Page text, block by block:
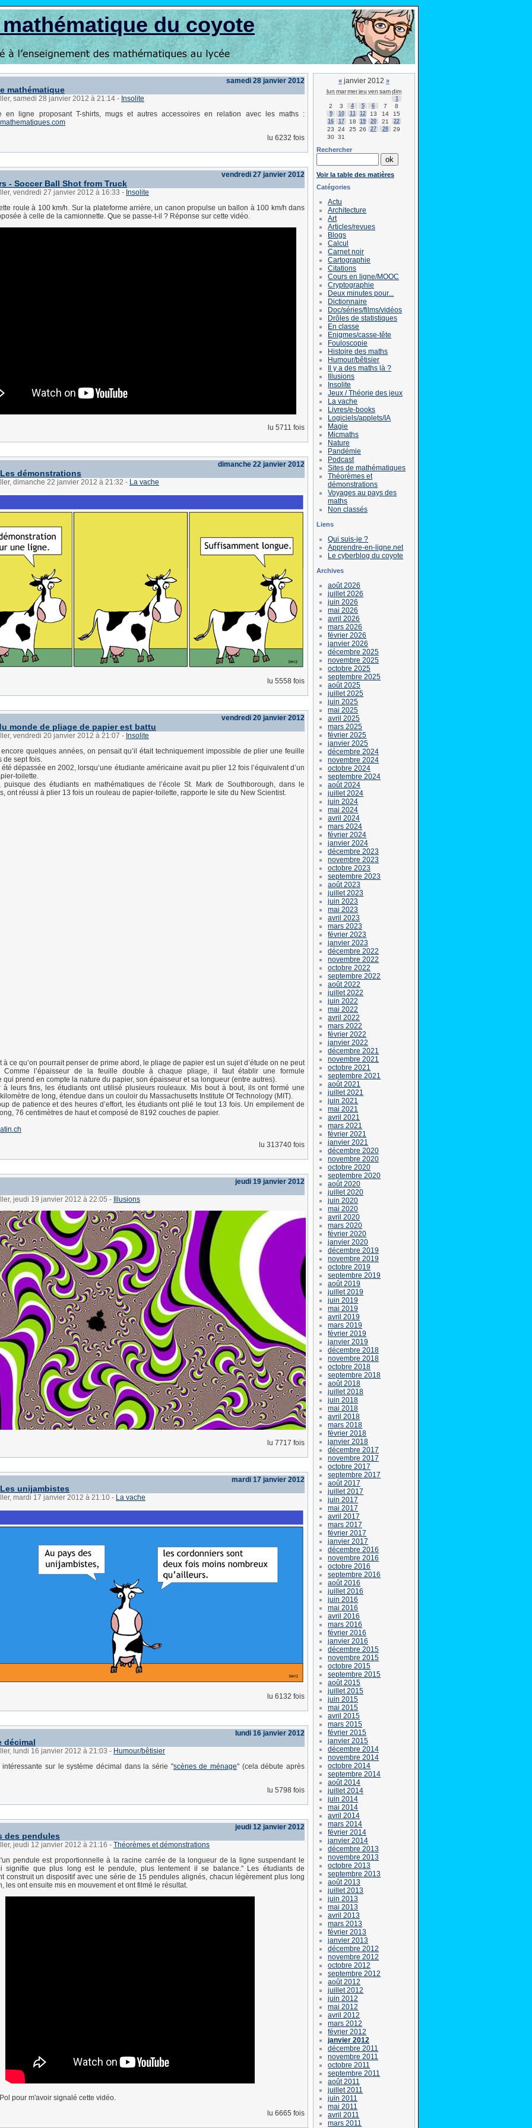
du coyote
samedi 28 janvier 2012
mathématique
samedi 28 janvier 2012 à 21:14 - Insolite
en ligne proposant T-shirts, mugs et autres accessoires en relation avec les maths :
lu 6232 fois
vendredi 27 janvier 2012
- Soccer Ball Shot from Truck
vendredi 27 janvier 2012 à 16:33 - Insolite
roule à 100 km/h. Sur la plateforme arrière, un canon propulse un ballon à 100 km/h dans
à celle de la camionnette. Que se passe-t-il ? Réponse sur cette vidéo.
lu 5711 fois
dimanche 22 janvier 2012
démonstrations
dimanche 22 janvier 2012 à 21:32 - La vache
lu 5558 fois
vendredi 20 janvier 2012
monde de pliage de papier est battu
vendredi 20 janvier 2012 à 21:07 - Insolite
encore quelques années, on pensait qu’il était techniquement impossible de plier une feuille
de sept fois.
été dépassée en 2002, lorsqu’une étudiante américaine avait pu plier 12 fois l’équivalent d’un
toilette.
puisque des étudiants en mathématiques de l’école St. Mark de Southborough, dans le
ont réussi à plier 13 fois un rouleau de papier-toilette, rapporte le site du New Scientist.
à ce qu’on pourrait penser de prime abord, le pliage de papier est un sujet d’étude on ne peut
Comme l’épaisseur de la feuille double à chaque pliage, il faut établir une formule
qui prend en compte la nature du papier, son épaisseur et sa longueur (entre autres).
à leurs fins, les étudiants ont utilisé plusieurs rouleaux. Mis bout à bout, ils ont formé une
de long, étendue dans un couloir du Massachusetts Institute Of Technology (MIT).
de patience et des heures d’effort, les étudiants ont plié le tout 13 fois. Un empilement de
76 centimètres de haut et composé de 8192 couches de papier.
lu 313740 fois
jeudi 19 janvier 2012
jeudi 19 janvier 2012 à 22:05 - Illusions
lu 7717 fois
mardi 17 janvier 2012
unijambistes
mardi 17 janvier 2012 à 21:10 - La vache
lu 6132 fois
lundi 16 janvier 2012
décimal
lundi 16 janvier 2012 à 21:03 - Humour/bêtisier
intéressante sur le système décimal dans la série "scènes de ménage" (cela débute après
lu 5798 fois
jeudi 12 janvier 2012
des pendules
jeudi 12 janvier 2012 à 21:16 - Théorèmes et démonstrations
pendule est proportionnelle à la racine carrée de la longueur de la ligne suspendant le
signifie que plus long est le pendule, plus lentement il se balance." Les étudiants de
construit un dispositif avec une série de 15 pendules alignés, chacun légèrement plus long
les ont ensuite mis en mouvement et ont filmé le résultat.
pour m'avoir signalé cette vidéo.
lu 6665 fois
« janvier 2012 »
lun marmerjeu ven samdim
1
2 3 4 5 6 7 8
9 10 11 12 13 14 15
16 17 18 19 20 21 22
23 24 25 26 27 28
29
30 31
Rechercher
Voir la table des matières
Catégories
Actu
Architecture
Art
Articles/revues
Blogs
Calcul
Carnet noir
Cartographie
Citations
Cours en ligne/MOOC
Cryptographie
Deux minutes pour...
Dictionnaire
Doc/séries/films/vidéos
Drôles de statistiques
En classe
Enigmes/casse-tête
Fouloscopie
Histoire des maths
Humour/bêtisier
Il y a des maths là ?
Illusions
Insolite
Jeux / Théorie des jeux
La vache
Livres/e-books
Logiciels/applets/IA
Magie
Micmaths
Nature
Pandémie
Podcast
Sites de mathématiques
Théorèmes et
démonstrations
Voyages au pays des
maths
Non classés
Liens
Qui suis-je ?
Apprendre-en-ligne.net
Le cyberblog du coyote
Archives
août 2026
juillet 2026
juin 2026
mai 2026
avril 2026
mars 2026
février 2026
janvier 2026
décembre 2025
novembre 2025
octobre 2025
septembre 2025
août 2025
juillet 2025
juin 2025
mai 2025
avril 2025
mars 2025
février 2025
janvier 2025
décembre 2024
novembre 2024
octobre 2024
septembre 2024
août 2024
juillet 2024
juin 2024
mai 2024
avril 2024
mars 2024
février 2024
janvier 2024
décembre 2023
novembre 2023
octobre 2023
septembre 2023
août 2023
juillet 2023
juin 2023
mai 2023
avril 2023
mars 2023
février 2023
janvier 2023
décembre 2022
novembre 2022
octobre 2022
septembre 2022
août 2022
juillet 2022
juin 2022
mai 2022
avril 2022
mars 2022
février 2022
janvier 2022
décembre 2021
novembre 2021
octobre 2021
septembre 2021
août 2021
juillet 2021
juin 2021
mai 2021
avril 2021
mars 2021
février 2021
janvier 2021
décembre 2020
novembre 2020
octobre 2020
septembre 2020
août 2020
juillet 2020
juin 2020
mai 2020
avril 2020
mars 2020
février 2020
janvier 2020
décembre 2019
novembre 2019
octobre 2019
septembre 2019
août 2019
juillet 2019
juin 2019
mai 2019
avril 2019
mars 2019
février 2019
janvier 2019
décembre 2018
novembre 2018
octobre 2018
septembre 2018
août 2018
juillet 2018
juin 2018
mai 2018
avril 2018
mars 2018
février 2018
janvier 2018
décembre 2017
novembre 2017
octobre 2017
septembre 2017
août 2017
juillet 2017
juin 2017
mai 2017
avril 2017
mars 2017
février 2017
janvier 2017
décembre 2016
novembre 2016
octobre 2016
septembre 2016
août 2016
juillet 2016
juin 2016
mai 2016
avril 2016
mars 2016
février 2016
janvier 2016
décembre 2015
novembre 2015
octobre 2015
septembre 2015
août 2015
juillet 2015
juin 2015
mai 2015
avril 2015
mars 2015
février 2015
janvier 2015
décembre 2014
novembre 2014
octobre 2014
septembre 2014
août 2014
juillet 2014
juin 2014
mai 2014
avril 2014
mars 2014
février 2014
janvier 2014
décembre 2013
novembre 2013
octobre 2013
septembre 2013
août 2013
juillet 2013
juin 2013
mai 2013
avril 2013
mars 2013
février 2013
janvier 2013
décembre 2012
novembre 2012
octobre 2012
septembre 2012
août 2012
juillet 2012
juin 2012
mai 2012
avril 2012
mars 2012
février 2012
janvier 2012
décembre 2011
novembre 2011
octobre 2011
septembre 2011
août 2011
juillet 2011
juin 2011
mai 2011
avril 2011
mars 2011